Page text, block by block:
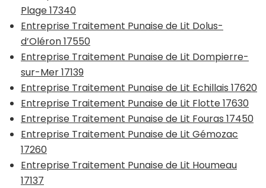
Plage 17340
Entreprise Traitement Punaise de Lit Dolus-
d’Oléron 17550
Entreprise Traitement Punaise de Lit Dompierre-
sur-Mer 17139
Entreprise Traitement Punaise de Lit Echillais 17620
Entreprise Traitement Punaise de Lit Flotte 17630
Entreprise Traitement Punaise de Lit Fouras 17450
Entreprise Traitement Punaise de Lit Gémozac
17260
Entreprise Traitement Punaise de Lit Houmeau
17137